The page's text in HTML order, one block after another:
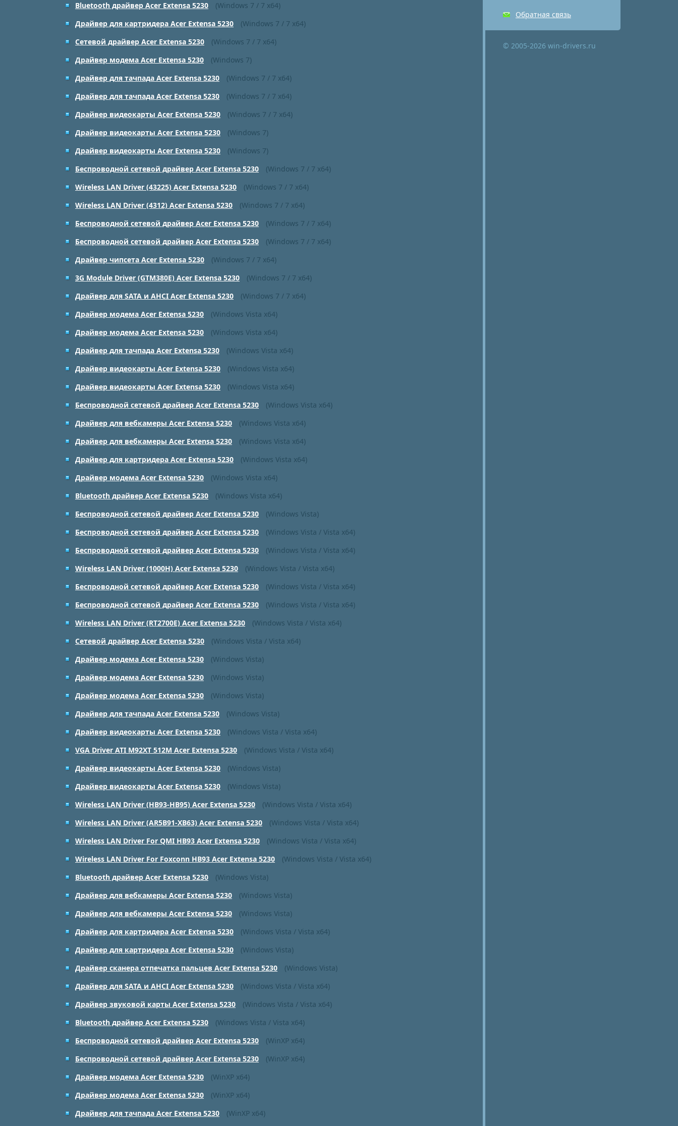
Bluetooth драйвер Acer Extensa 5230
(Windows 7 / 7 x64)
Драйвер для картридера Acer Extensa 5230
(Windows 7 / 7 x64)
Сетевой драйвер Acer Extensa 5230
(Windows 7 / 7 x64)
Драйвер модема Acer Extensa 5230
(Windows 7)
Драйвер для тачпада Acer Extensa 5230
(Windows 7 / 7 x64)
Драйвер для тачпада Acer Extensa 5230
(Windows 7 / 7 x64)
Драйвер видеокарты Acer Extensa 5230
(Windows 7 / 7 x64)
Драйвер видеокарты Acer Extensa 5230
(Windows 7)
Драйвер видеокарты Acer Extensa 5230
(Windows 7)
Беспроводной сетевой драйвер Acer Extensa 5230
(Windows 7 / 7 x64)
Wireless LAN Driver (43225) Acer Extensa 5230
(Windows 7 / 7 x64)
Wireless LAN Driver (4312) Acer Extensa 5230
(Windows 7 / 7 x64)
Беспроводной сетевой драйвер Acer Extensa 5230
(Windows 7 / 7 x64)
Беспроводной сетевой драйвер Acer Extensa 5230
(Windows 7 / 7 x64)
Драйвер чипсета Acer Extensa 5230
(Windows 7 / 7 x64)
3G Module Driver (GTM380E) Acer Extensa 5230
(Windows 7 / 7 x64)
Драйвер для SATA и AHCI Acer Extensa 5230
(Windows 7 / 7 x64)
Драйвер модема Acer Extensa 5230
(Windows Vista x64)
Драйвер модема Acer Extensa 5230
(Windows Vista x64)
Драйвер для тачпада Acer Extensa 5230
(Windows Vista x64)
Драйвер видеокарты Acer Extensa 5230
(Windows Vista x64)
Драйвер видеокарты Acer Extensa 5230
(Windows Vista x64)
Беспроводной сетевой драйвер Acer Extensa 5230
(Windows Vista x64)
Драйвер для вебкамеры Acer Extensa 5230
(Windows Vista x64)
Драйвер для вебкамеры Acer Extensa 5230
(Windows Vista x64)
Драйвер для картридера Acer Extensa 5230
(Windows Vista x64)
Драйвер модема Acer Extensa 5230
(Windows Vista x64)
Bluetooth драйвер Acer Extensa 5230
(Windows Vista x64)
Беспроводной сетевой драйвер Acer Extensa 5230
(Windows Vista)
Беспроводной сетевой драйвер Acer Extensa 5230
(Windows Vista / Vista x64)
Беспроводной сетевой драйвер Acer Extensa 5230
(Windows Vista / Vista x64)
Wireless LAN Driver (1000H) Acer Extensa 5230
(Windows Vista / Vista x64)
Беспроводной сетевой драйвер Acer Extensa 5230
(Windows Vista / Vista x64)
Беспроводной сетевой драйвер Acer Extensa 5230
(Windows Vista / Vista x64)
Wireless LAN Driver (RT2700E) Acer Extensa 5230
(Windows Vista / Vista x64)
Сетевой драйвер Acer Extensa 5230
(Windows Vista / Vista x64)
Драйвер модема Acer Extensa 5230
(Windows Vista)
Драйвер модема Acer Extensa 5230
(Windows Vista)
Драйвер модема Acer Extensa 5230
(Windows Vista)
Драйвер для тачпада Acer Extensa 5230
(Windows Vista)
Драйвер видеокарты Acer Extensa 5230
(Windows Vista / Vista x64)
VGA Driver ATI M92XT 512M Acer Extensa 5230
(Windows Vista / Vista x64)
Драйвер видеокарты Acer Extensa 5230
(Windows Vista)
Драйвер видеокарты Acer Extensa 5230
(Windows Vista)
Wireless LAN Driver (HB93-HB95) Acer Extensa 5230
(Windows Vista / Vista x64)
Wireless LAN Driver (AR5B91-XB63) Acer Extensa 5230
(Windows Vista / Vista x64)
Wireless LAN Driver For QMI HB93 Acer Extensa 5230
(Windows Vista / Vista x64)
Wireless LAN Driver For Foxconn HB93 Acer Extensa 5230
(Windows Vista / Vista x64)
Bluetooth драйвер Acer Extensa 5230
(Windows Vista)
Драйвер для вебкамеры Acer Extensa 5230
(Windows Vista)
Драйвер для вебкамеры Acer Extensa 5230
(Windows Vista)
Драйвер для картридера Acer Extensa 5230
(Windows Vista / Vista x64)
Драйвер для картридера Acer Extensa 5230
(Windows Vista)
Драйвер сканера отпечатка пальцев Acer Extensa 5230
(Windows Vista)
Драйвер для SATA и AHCI Acer Extensa 5230
(Windows Vista / Vista x64)
Драйвер звуковой карты Acer Extensa 5230
(Windows Vista / Vista x64)
Bluetooth драйвер Acer Extensa 5230
(Windows Vista / Vista x64)
Беспроводной сетевой драйвер Acer Extensa 5230
(WinXP x64)
Беспроводной сетевой драйвер Acer Extensa 5230
(WinXP x64)
Драйвер модема Acer Extensa 5230
(WinXP x64)
Драйвер модема Acer Extensa 5230
(WinXP x64)
Драйвер для тачпада Acer Extensa 5230
(WinXP x64)
Обратная связь
© 2005-2026 win-drivers.ru